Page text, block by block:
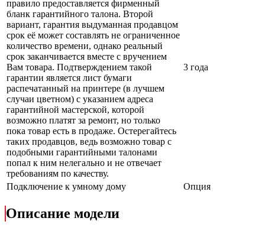
правило предоставляется фирменный
бланк гарантийного талона. Второй
вариант, гарантия выдуманная продавцом
срок её может составлять не ограниченное
количество времени, однако реальный
срок заканчивается вместе с вручением
Вам товара. Подтверждением такой
гарантии является лист бумаги
распечатанный на принтере (в лучшем
случаи цветном) с указанием адреса
гарантийной мастерской, которой
возможно платят за ремонт, но только
пока товар есть в продаже. Остерегайтесь
таких продавцов, ведь возможно товар с
подобными гарантийными талонами
попал к ним нелегально и не отвечает
требованиям по качеству.
3 года
Подключение к умному дому Опция
Описание модели